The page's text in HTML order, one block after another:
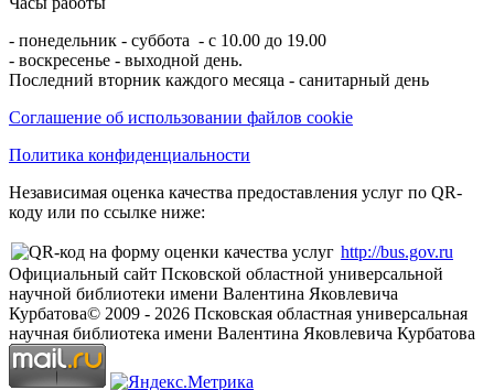
- понедельник - суббота - с 10.00 до 19.00
- воскресенье - выходной день.
Последний вторник каждого месяца - санитарный день
Соглашение об использовании файлов cookie
Политика конфиденциальности
Независимая оценка качества предоставления услуг по QR-
коду или по ссылке ниже:
http://bus.gov.ru
Официальный сайт Псковской областной универсальной
научной библиотеки имени Валентина Яковлевича
Курбатова© 2009 - 2026 Псковская областная универсальная
научная библиотека имени Валентина Яковлевича Курбатова